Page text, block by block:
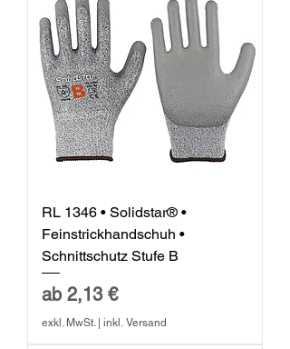
RL 1346 • Solidstar® •
Feinstrickhandschuh •
Schnittschutz Stufe B
ab 2,13 €
Sale-Preis
exkl. MwSt.| inkl. Versand